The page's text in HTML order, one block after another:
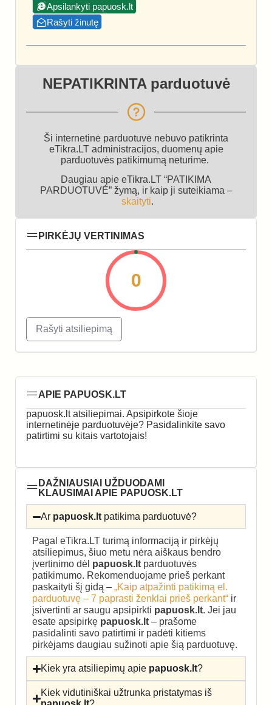
Apsilankyti papuosk.lt
Rašyti žinutę
NEPATIKRINTA parduotuvė
Ši internetinė parduotuvė nebuvo patikrinta
eTikra.LT administracijos, duomenų apie
parduotuvės patikimumą neturime.
Daugiau apie eTikra.LT “PATIKIMA
PARDUOTUVĖ” žymą, ir kaip ji suteikiama –
skaityti.
PIRKĖJŲ VERTINIMAS
0
Rašyti atsiliepimą
APIE PAPUOSK.LT
papuosk.lt atsiliepimai. Apsipirkote šioje
internetinėje parduotuvėje? Pasidalinkite savo
patirtimi su kitais vartotojais!
DAŽNIAUSIAI UŽDUODAMI
KLAUSIMAI APIE PAPUOSK.LT
Ar papuosk.lt patikima parduotuvė?
Pagal eTikra.LT turimą informaciją ir pirkėjų
atsiliepimus, šiuo metu nėra aiškaus bendro
įvertinimo dėl papuosk.lt parduotuvės
patikimumo. Rekomenduojame prieš perkant
paskaityti šį gidą – „Kaip atpažinti patikimą el.
parduotuvę – 7 paprasti ženklai prieš perkant“ ir
įsivertinti ar saugu apsipirkti papuosk.lt. Jei jau
esate apsipirkę papuosk.lt – prašome
pasidalinti savo patirtimi ir padėti kitiems
pirkėjams daugiau sužinoti apie šią parduotuvę.
Kiek yra atsiliepimų apie papuosk.lt?
Kiek vidutiniškai užtrunka pristatymas iš